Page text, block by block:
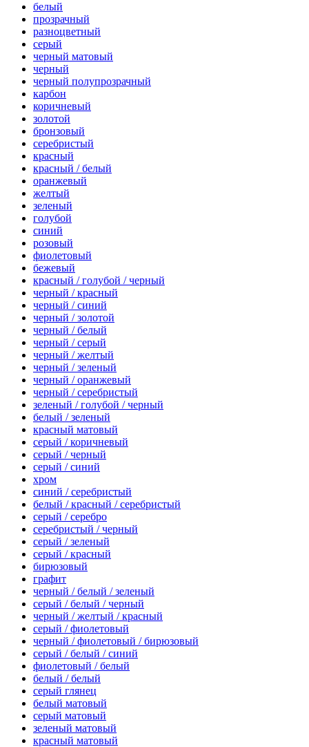
белый
прозрачный
разноцветный
серый
черный матовый
черный
черный полупрозрачный
карбон
коричневый
золотой
бронзовый
серебристый
красный
красный / белый
оранжевый
желтый
зеленый
голубой
синий
розовый
фиолетовый
бежевый
красный / голубой / черный
черный / красный
черный / синий
черный / золотой
черный / белый
черный / серый
черный / желтый
черный / зеленый
черный / оранжевый
черный / серебристый
зеленый / голубой / черный
белый / зеленый
красный матовый
серый / коричневый
серый / черный
серый / синий
хром
синий / серебристый
белый / красный / серебристый
серый / серебро
серебристый / черный
серый / зеленый
серый / красный
бирюзовый
графит
черный / белый / зеленый
серый / белый / черный
черный / желтый / красный
серый / фиолетовый
черный / фиолетовый / бирюзовый
серый / белый / синий
фиолетовый / белый
белый / белый
серый глянец
белый матовый
серый матовый
зеленый матовый
красный матовый